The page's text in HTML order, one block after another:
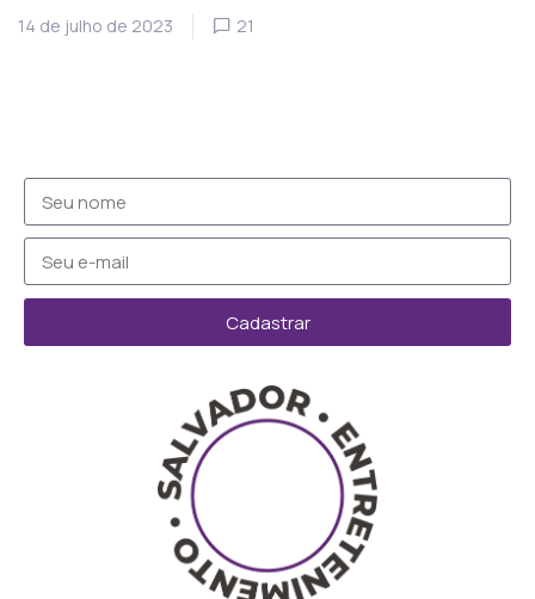
14 de julho de 2023 21
Cadastrar